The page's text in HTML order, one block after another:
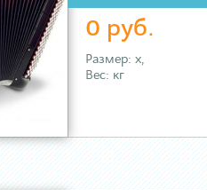
0 руб.
Размер: х,
Вес: кг